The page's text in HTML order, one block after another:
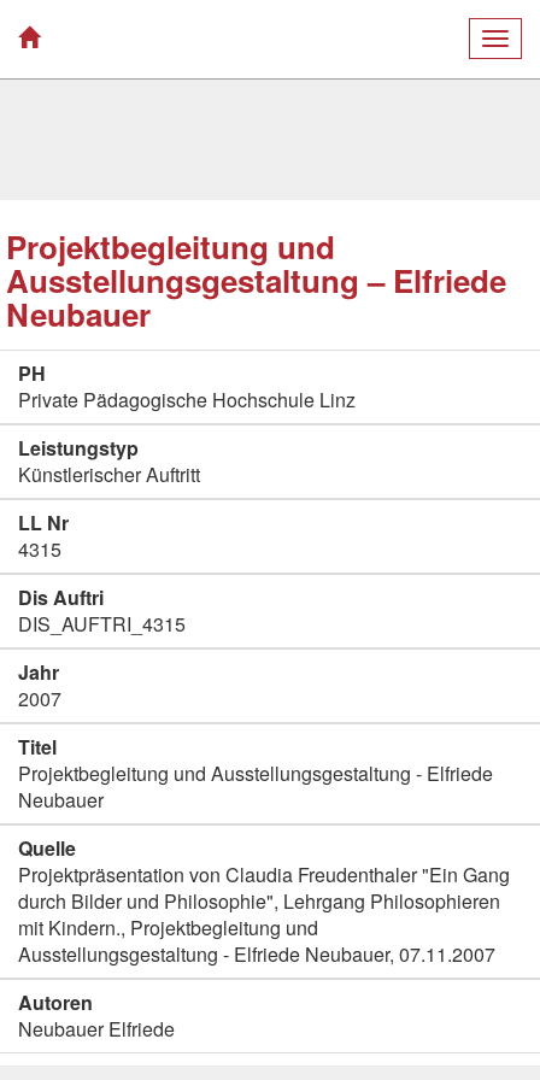
Projektbegleitung und
Ausstellungsgestaltung – Elfriede
Neubauer
PH
Private Pädagogische Hochschule Linz
Leistungstyp
Künstlerischer Auftritt
LL Nr
4315
Dis Auftri
DIS_AUFTRI_4315
Jahr
2007
Titel
Projektbegleitung und Ausstellungsgestaltung - Elfriede
Neubauer
Quelle
Projektpräsentation von Claudia Freudenthaler "Ein Gang
durch Bilder und Philosophie", Lehrgang Philosophieren
mit Kindern., Projektbegleitung und
Ausstellungsgestaltung - Elfriede Neubauer, 07.11.2007
Autoren
Neubauer Elfriede